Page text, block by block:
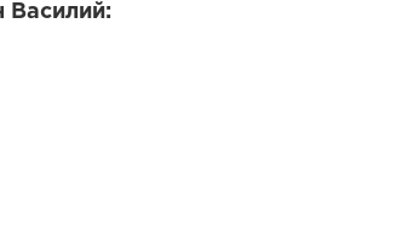
Василий: